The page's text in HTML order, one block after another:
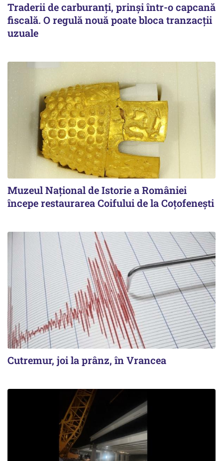
Traderii de carburanți, prinși într-o capcană
fiscală. O regulă nouă poate bloca tranzacții
uzuale
Muzeul Național de Istorie a României
începe restaurarea Coifului de la Coțofenești
Cutremur, joi la prânz, în Vrancea